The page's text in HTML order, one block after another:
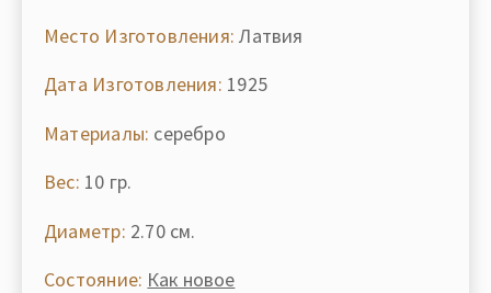
Место Изготовления: Латвия
Дата Изготовления: 1925
Материалы: серебро
Вес: 10 гр.
Диаметр: 2.70 см.
Состояние: Как новое